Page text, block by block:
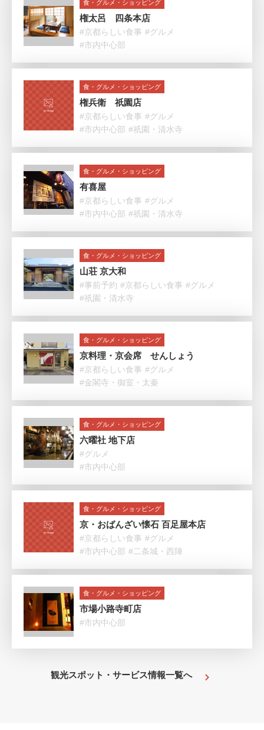
食・グルメ・ショッピング
権太呂 四条本店
#京都らしい食事 #グルメ
#市内中心部
食・グルメ・ショッピング
権兵衛 祇園店
#京都らしい食事 #グルメ
#市内中心部 #祇園・清水寺
食・グルメ・ショッピング
有喜屋
#京都らしい食事 #グルメ
#市内中心部 #祇園・清水寺
食・グルメ・ショッピング
山荘 京大和
#事前予約 #京都らしい食事 #グルメ
#祇園・清水寺
食・グルメ・ショッピング
京料理・京会席 せんしょう
#京都らしい食事 #グルメ
#金閣寺・御室・太秦
食・グルメ・ショッピング
六曜社 地下店
#グルメ
#市内中心部
食・グルメ・ショッピング
京・おばんざい懐石 百足屋本店
#京都らしい食事 #グルメ
#市内中心部 #二条城・西陣
食・グルメ・ショッピング
市場小路寺町店
#市内中心部
観光スポット・サービス情報一覧へ